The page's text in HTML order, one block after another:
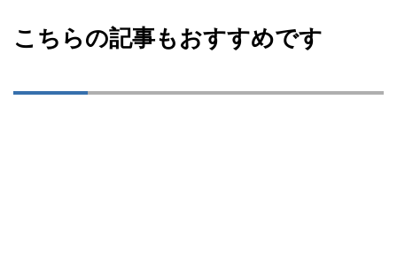
こちらの記事もおすすめです